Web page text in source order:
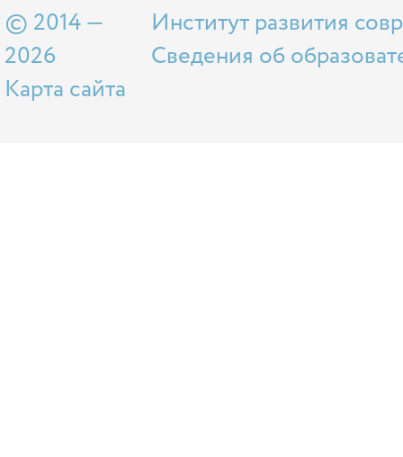
© 2014 —
2026
Карта сайта
Институт развития
Сведения об